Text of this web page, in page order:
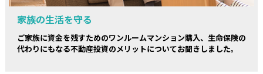
家族の生活を守る
ご家族に資金を残すためのワンルームマンション購入、生命保険の
代わりにもなる不動産投資のメリットについてお聞きしました。